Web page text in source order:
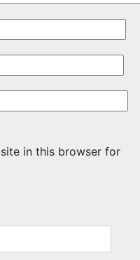
in this browser for